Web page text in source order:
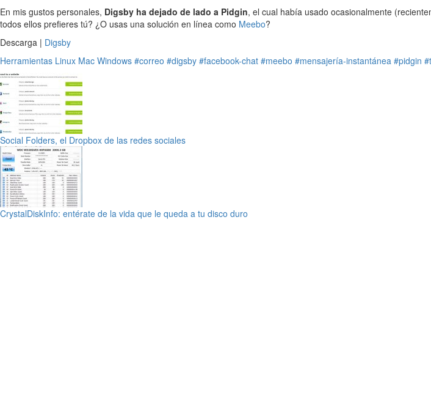
En mis gustos personales, Digsby ha dejado de lado a Pidgin, el cual había usado ocasionalmente
todos ellos prefieres tú? ¿O usas una solución en línea como Meebo?
Descarga | Digsby
Herramientas Linux Mac Windows #correo #digsby #facebook-chat #meebo #mensajería-instantánea #pidgin
Social Folders, el Dropbox de las redes sociales
CrystalDiskInfo: entérate de la vida que le queda a tu disco duro